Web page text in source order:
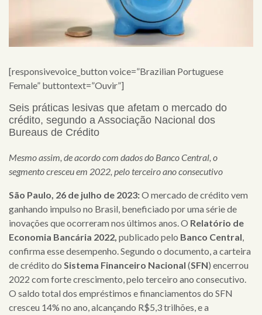
[responsivevoice_button voice=”Brazilian Portuguese
Female” buttontext=”Ouvir”]
Seis práticas lesivas que afetam o mercado do
crédito, segundo a Associação Nacional dos
Bureaus de Crédito
Mesmo assim, de acordo com dados do Banco Central, o
segmento cresceu em 2022, pelo terceiro ano consecutivo
São Paulo, 26 de julho de 2023:O mercado de crédito vem
ganhando impulso no Brasil, beneficiado por uma série de
inovações que ocorreram nos últimos anos. O Relatório de
Economia Bancária 2022, publicado pelo Banco Central,
confirma esse desempenho. Segundo o documento, a carteira
de crédito do Sistema Financeiro Nacional (SFN) encerrou
2022 com forte crescimento, pelo terceiro ano consecutivo.
O saldo total dos empréstimos e financiamentos do SFN
cresceu 14% no ano, alcançando R$5,3 trilhões, e a